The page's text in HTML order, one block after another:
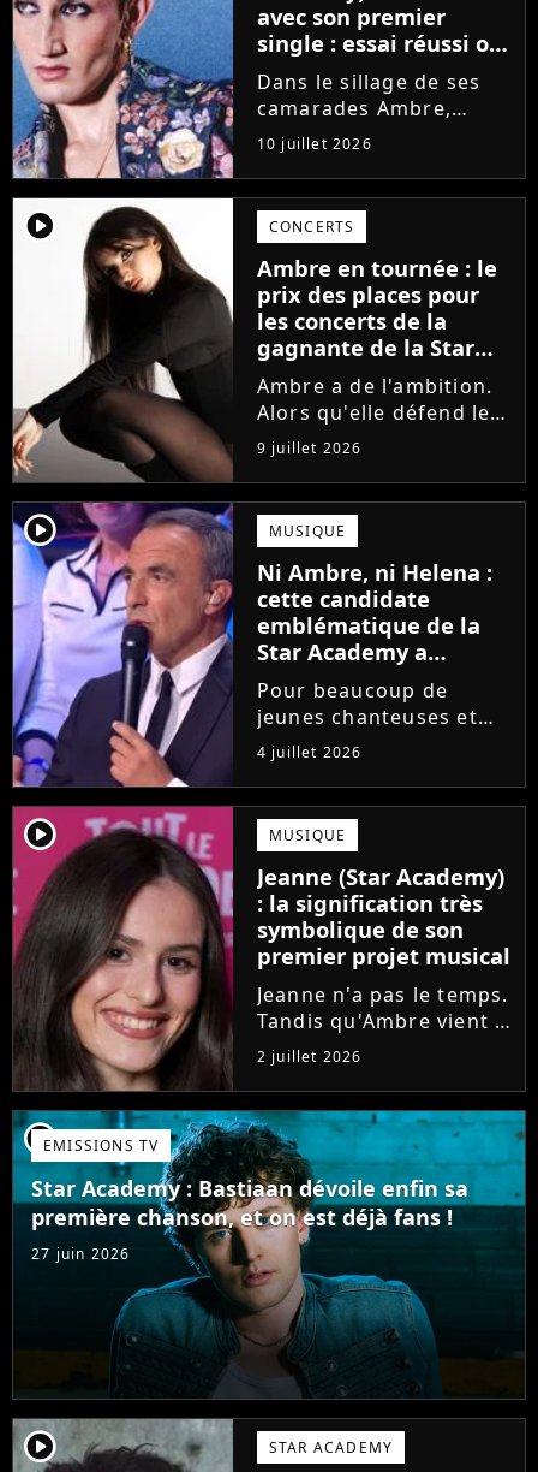
avec son premier
single : essai réussi ou
manqué ? Voici notre
avis !
Dans le sillage de ses
camarades Ambre,
Bastiaan ou Melissa,
Victor Aupecle lance
son projet musical ce
vendredi 10 juillet avec
la parution du single Je
fais de mon mieux. Le
demi-finaliste...
10 juillet 2026
player2 CONCERTS
Ambre en tournée : le
prix des places pour
les concerts de la
gagnante de la Star
Academy !
Ambre a de l'ambition.
Alors qu'elle défend le
single J'me demande et
qu'elle prépare son
premier album, la
gagnante de la dernière
saison de la Star
Academy annonce les
dates de sa...
9 juillet 2026
player2 MUSIQUE
Ni Ambre, ni Helena :
cette candidate
emblématique de la
Star Academy a
souffert après
l'émission, "J'étais
traitée de potiche"
Pour beaucoup de
jeunes chanteuses et
chanteurs, la Star
Academy est un rêve.
Mais comme l'a rappelé
une ancienne gagnante,
l'émission de TF1 n'est
pas toujours simple à
vivre.
4 juillet 2026
player2 MUSIQUE
Jeanne (Star Academy)
: la signification très
symbolique de son
premier projet musical
Jeanne n'a pas le temps.
Tandis qu'Ambre vient à
peine de dévoiler son
premier single, l'ex-
candidate de la Star
Academy s'apprête à
sortir un troisième titre
(Les règles) et vient...
2 juillet 2026
player2EMISSIONS TV
Star Academy : Bastiaan dévoile enfin sa
première chanson, et on est déjà fans !
27 juin 2026
player2 STAR ACADEMY